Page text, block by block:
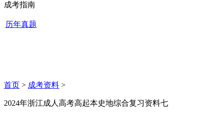
成考指南
历年真题
首页 > 成考资料 >
2024年浙江成人高考高起本史地综合复习资料七